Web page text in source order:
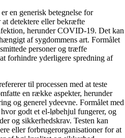
en generisk betegnelse for
at detektere eller bekræfte
herunder COVID-19. Det kan
af sygdommens art. Formålet
personer og træffe
forhindre yderligere spredning af
til processen med at teste
en række aspekter, herunder
og generel ydeevne. Formålet med
godt et el-løbehjul fungerer, og
og sikkerhedskrav. Testen kan
eller forbrugerorganisationer for at